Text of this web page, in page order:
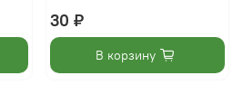
30 ₽
В корзину